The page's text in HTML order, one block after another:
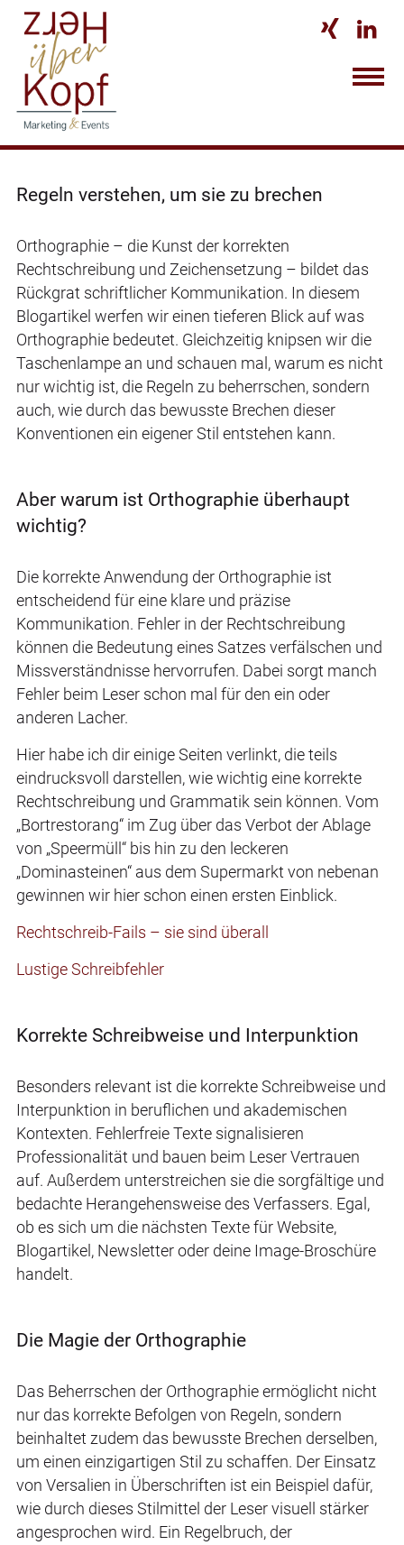
 
Regeln verstehen, um sie zu brechen
Orthographie – die Kunst der korrekten
Rechtschreibung und Zeichensetzung – bildet das
Rückgrat schriftlicher Kommunikation. In diesem
Blogartikel werfen wir einen tieferen Blick auf was
Orthographie bedeutet. Gleichzeitig knipsen wir die
Taschenlampe an und schauen mal, warum es nicht
nur wichtig ist, die Regeln zu beherrschen, sondern
auch, wie durch das bewusste Brechen dieser
Konventionen ein eigener Stil entstehen kann.
Aber warum ist Orthographie überhaupt
wichtig?
Die korrekte Anwendung der Orthographie ist
entscheidend für eine klare und präzise
Kommunikation. Fehler in der Rechtschreibung
können die Bedeutung eines Satzes verfälschen und
Missverständnisse hervorrufen. Dabei sorgt manch
Fehler beim Leser schon mal für den ein oder
anderen Lacher.
Hier habe ich dir einige Seiten verlinkt, die teils
eindrucksvoll darstellen, wie wichtig eine korrekte
Rechtschreibung und Grammatik sein können. Vom
„Bortrestorang“ im Zug über das Verbot der Ablage
von „Speermüll“ bis hin zu den leckeren
„Dominasteinen“ aus dem Supermarkt von nebenan
gewinnen wir hier schon einen ersten Einblick.
Rechtschreib-Fails – sie sind überall
Lustige Schreibfehler
Korrekte Schreibweise und Interpunktion
Besonders relevant ist die korrekte Schreibweise und
Interpunktion in beruflichen und akademischen
Kontexten. Fehlerfreie Texte signalisieren
Professionalität und bauen beim Leser Vertrauen
auf. Außerdem unterstreichen sie die sorgfältige und
bedachte Herangehensweise des Verfassers. Egal,
ob es sich um die nächsten Texte für Website,
Blogartikel, Newsletter oder deine Image-Broschüre
handelt.
Die Magie der Orthographie
Das Beherrschen der Orthographie ermöglicht nicht
nur das korrekte Befolgen von Regeln, sondern
beinhaltet zudem das bewusste Brechen derselben,
um einen einzigartigen Stil zu schaffen. Der Einsatz
von Versalien in Überschriften ist ein Beispiel dafür,
wie durch dieses Stilmittel der Leser visuell stärker
angesprochen wird. Ein Regelbruch, der